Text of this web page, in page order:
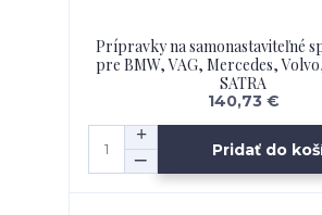
Prípravky na samonastaviteľné
pre BMW, VAG, Mercedes,
SATRA
140,73 €
Pridať do